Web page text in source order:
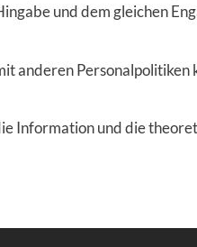
und dem gleichen
anderen Personalpolitiken
und die